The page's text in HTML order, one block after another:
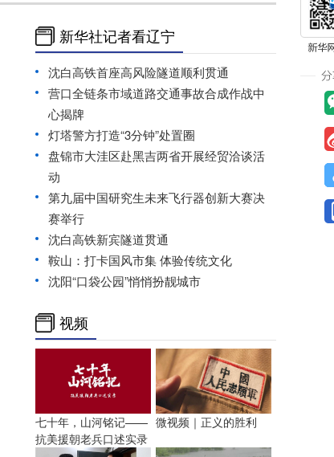
新华社记者看辽宁
沈白高铁首座高风险隧道顺利贯通
营口全链条市域道路交通事故合成作战中
心揭牌
灯塔警方打造“3分钟”处置圈
盘锦市大洼区赴黑吉两省开展经贸洽谈活
动
第九届中国研究生未来飞行器创新大赛决
赛举行
沈白高铁新宾隧道贯通
鞍山：打卡国风市集 体验传统文化
沈阳“口袋公园”悄悄扮靓城市
视频
七十年，山河铭记——
抗美援朝老兵口述实录
微视频｜正义的胜利